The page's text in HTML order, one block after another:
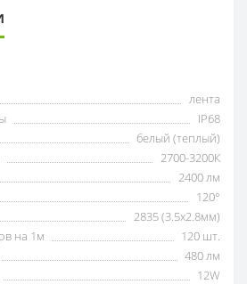
лента
IP68
белый (теплый)
2700-3200К
2400 лм
120°
2835 (3.5x2.8мм)
на 1м
120 шт.
480 лм
12W